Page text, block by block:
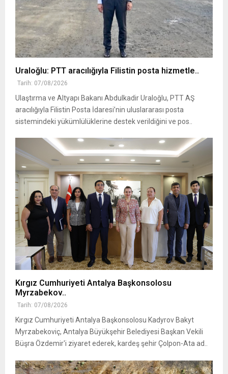
Uraloğlu: PTT aracılığıyla Filistin posta hizmetle..
Tarih: 07/08/2026
Ulaştırma ve Altyapı Bakanı Abdulkadir Uraloğlu, PTT AŞ
aracılığıyla Filistin Posta İdaresi’nin uluslararası posta
sistemindeki yükümlülüklerine destek verildiğini ve pos..
Kırgız Cumhuriyeti Antalya Başkonsolosu
Myrzabekov..
Tarih: 07/08/2026
Kırgız Cumhuriyeti Antalya Başkonsolosu Kadyrov Bakyt
Myrzabekoviç, Antalya Büyükşehir Belediyesi Başkan Vekili
Büşra Özdemir'i ziyaret ederek, kardeş şehir Çolpon-Ata ad..